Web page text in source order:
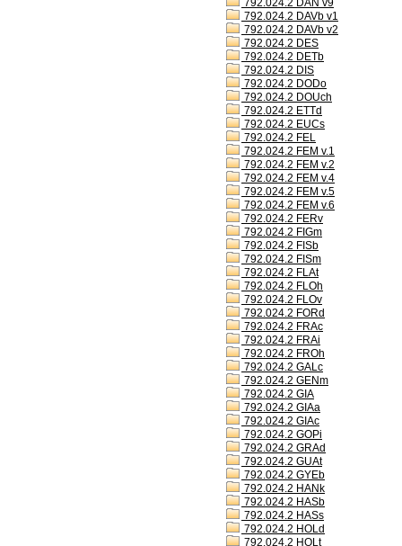
792.024.2 DAN v9
792.024.2 DAVb v1
792.024.2 DAVb v2
792.024.2 DES
792.024.2 DETb
792.024.2 DIS
792.024.2 DODo
792.024.2 DOUch
792.024.2 ETTd
792.024.2 EUCs
792.024.2 FEL
792.024.2 FEM v.1
792.024.2 FEM v.2
792.024.2 FEM v.4
792.024.2 FEM v.5
792.024.2 FEM v.6
792.024.2 FERv
792.024.2 FIGm
792.024.2 FISb
792.024.2 FISm
792.024.2 FLAt
792.024.2 FLOh
792.024.2 FLOv
792.024.2 FORd
792.024.2 FRAc
792.024.2 FRAi
792.024.2 FROh
792.024.2 GALc
792.024.2 GENm
792.024.2 GIA
792.024.2 GIAa
792.024.2 GIAc
792.024.2 GOPi
792.024.2 GRAd
792.024.2 GUAt
792.024.2 GYEb
792.024.2 HANk
792.024.2 HASb
792.024.2 HASs
792.024.2 HOLd
792.024.2 HOLt